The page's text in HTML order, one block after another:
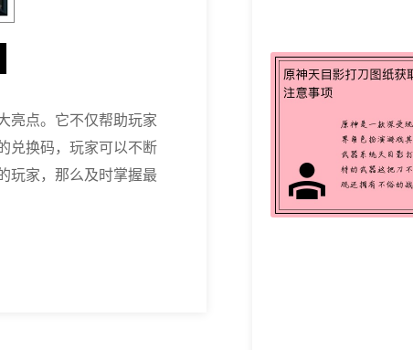
亮点。它不仅帮助玩家
兑换码，玩家可以不断
玩家，那么及时掌握最